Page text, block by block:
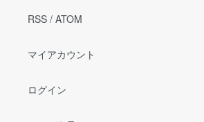
RSS / ATOM
マイアカウント
ログイン